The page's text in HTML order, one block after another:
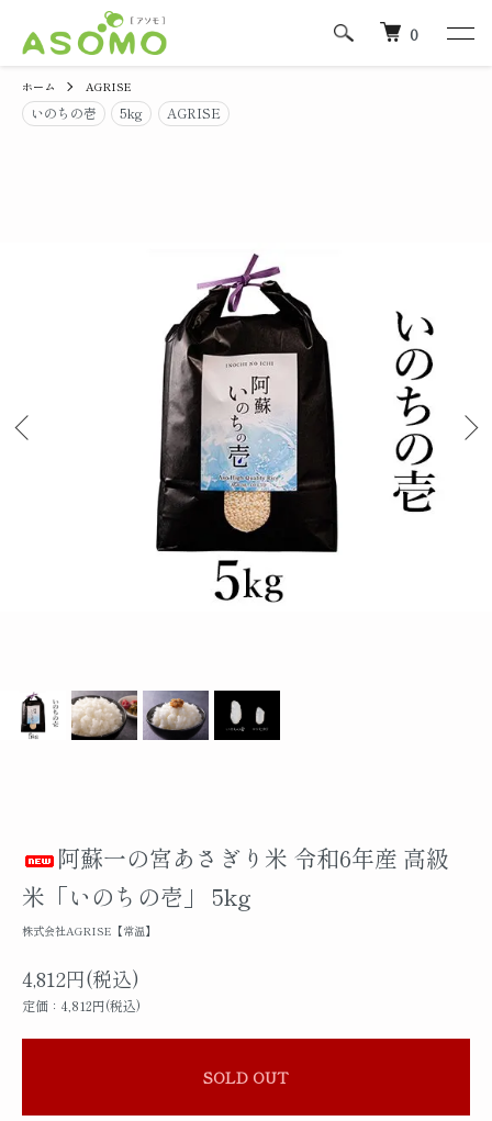
0
ホーム AGRISE
いのちの壱 5kg AGRISE
阿蘇一の宮あさぎり米 令和6年産 高級
米「いのちの壱」 5kg
株式会社AGRISE【常温】
4,812円(税込)
定価：4,812円(税込)
SOLD OUT